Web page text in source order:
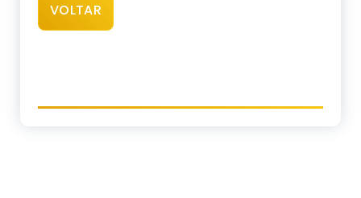
VOLTAR